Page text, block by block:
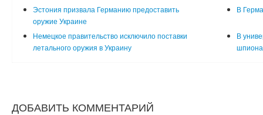
Эстония призвала Германию предоставить
оружие Украине
В
Немецкое правительство исключило поставки
летального оружия в Украину
В
шпиона
ДОБАВИТЬ КОММЕНТАРИЙ